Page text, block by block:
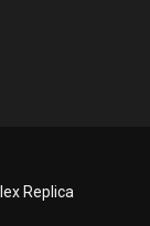
Replica